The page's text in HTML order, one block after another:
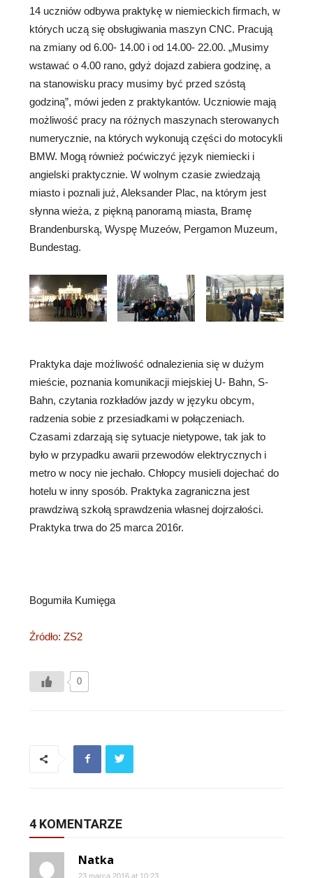
14 uczniów odbywa praktykę w niemieckich firmach, w
których uczą się obsługiwania maszyn CNC. Pracują
na zmiany od 6.00- 14.00 i od 14.00- 22.00. „Musimy
wstawać o 4.00 rano, gdyż dojazd zabiera godzinę, a
na stanowisku pracy musimy być przed szóstą
godziną”, mówi jeden z praktykantów. Uczniowie mają
możliwość pracy na różnych maszynach sterowanych
numerycznie, na których wykonują części do motocykli
BMW. Mogą również poćwiczyć język niemiecki i
angielski praktycznie. W wolnym czasie zwiedzają
miasto i poznali już, Aleksander Plac, na którym jest
słynna wieża, z piękną panoramą miasta, Bramę
Brandenburską, Wyspę Muzeów, Pergamon Muzeum,
Bundestag.
Praktyka daje możliwość odnalezienia się w dużym
mieście, poznania komunikacji miejskiej U- Bahn, S-
Bahn, czytania rozkładów jazdy w języku obcym,
radzenia sobie z przesiadkami w połączeniach.
Czasami zdarzają się sytuacje nietypowe, tak jak to
było w przypadku awarii przewodów elektrycznych i
metro w nocy nie jechało. Chłopcy musieli dojechać do
hotelu w inny sposób. Praktyka zagraniczna jest
prawdziwą szkołą sprawdzenia własnej dojrzałości.
Praktyka trwa do 25 marca 2016r.
Bogumiła Kumięga
Źródło: ZS2
0
4 KOMENTARZE
Natka
23 marca 2016 at 10:23